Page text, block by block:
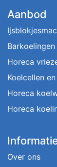
Aanbod
Barkoelingen
Horeca
Koelcellen
Horeca
Horeca
Over ons